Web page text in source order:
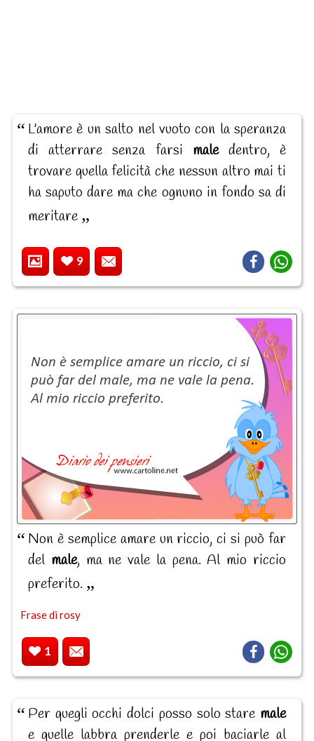
L'amore è un salto nel vuoto con la speranza
di atterrare senza farsi maledentro, è
trovare quella felicità che nessun altro mai ti
ha saputo dare ma che ognuno in fondo sa di
meritare
9
Non è semplice amare un riccio, ci si può far
del male, ma ne vale la pena. Al mio riccio
preferito.
Frase di rosy
1
Per quegli occhi dolci posso solo stare male
e quelle labbra prenderle e poi baciarle al